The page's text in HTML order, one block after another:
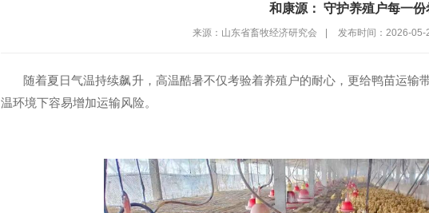
和康源： 守护养殖户每一份
来源：山东省畜牧经济研究会 发布时间：2026-05-
随着夏日气温持续飙升，高温酷暑不仅考验着养殖户的耐心，更给鸭苗运输
温环境下容易增加运输风险。